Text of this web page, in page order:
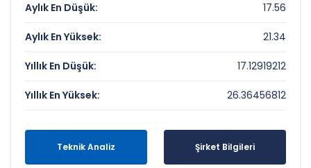
Aylık En Düşük: 17.56
Aylık En Yüksek: 21.34
Yıllık En Düşük: 17.12919212
Yıllık En Yüksek: 26.36456812
Teknik Analiz Şirket Bilgileri